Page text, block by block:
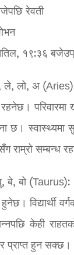
रेवती
१९:३६
ले, लो, अ
रहनेछ।
स्वास्थ्यमा
राम्रो सम्बन्ध
बे, बो (Taurus):
विद्यार्थी
केही
प्राप्त हुन सक्छ।